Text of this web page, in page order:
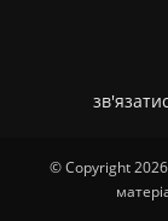
© Copyright